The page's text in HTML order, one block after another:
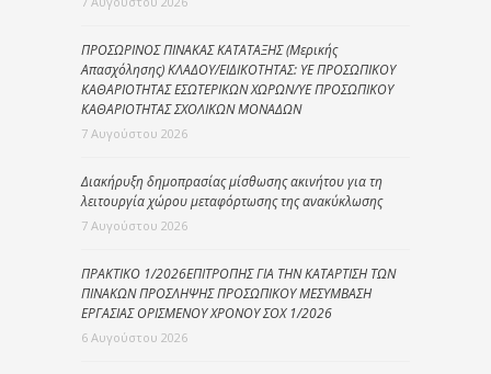
ΠΡΟΣΩΡΙΝΟΣ ΠΙΝΑΚΑΣ ΚΑΤΑΤΑΞΗΣ (Μερικής
Απασχόλησης) ΚΛΑΔΟΥ/ΕΙΔΙΚΟΤΗΤΑΣ: ΥΕ ΠΡΟΣΩΠΙΚΟΥ
ΚΑΘΑΡΙΟΤΗΤΑΣ ΕΣΩΤΕΡΙΚΩΝ ΧΩΡΩΝ/ΥΕ ΠΡΟΣΩΠΙΚΟΥ
ΚΑΘΑΡΙΟΤΗΤΑΣ ΣΧΟΛΙΚΩΝ ΜΟΝΑΔΩΝ
7 Αυγούστου 2026
Διακήρυξη δημοπρασίας μίσθωσης ακινήτου για τη
λειτουργία χώρου μεταφόρτωσης της ανακύκλωσης
7 Αυγούστου 2026
ΠΡΑΚΤΙΚΟ 1/2026ΕΠΙΤΡΟΠΗΣ ΓΙΑ ΤΗΝ ΚΑΤΑΡΤΙΣΗ ΤΩΝ
ΠΙΝΑΚΩΝ ΠΡΟΣΛΗΨΗΣ ΠΡΟΣΩΠΙΚΟΥ ΜΕΣΥΜΒΑΣΗ
ΕΡΓΑΣΙΑΣ ΟΡΙΣΜΕΝΟΥ ΧΡΟΝΟΥ ΣΟΧ 1/2026
6 Αυγούστου 2026